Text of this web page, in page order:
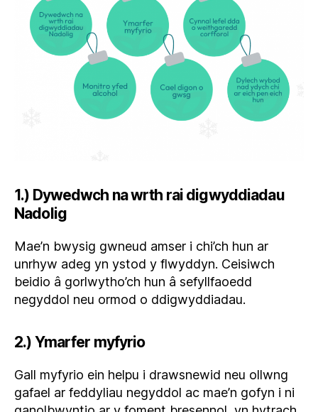
1.) Dywedwch na wrth rai digwyddiadau
Nadolig
Mae’n bwysig gwneud amser i chi’ch hun ar
unrhyw adeg yn ystod y flwyddyn. Ceisiwch
beidio â gorlwytho’ch hun â sefyllfaoedd
negyddol neu ormod o ddigwyddiadau.
2.) Ymarfer myfyrio
Gall myfyrio ein helpu i drawsnewid neu ollwng
gafael ar feddyliau negyddol ac mae’n gofyn i ni